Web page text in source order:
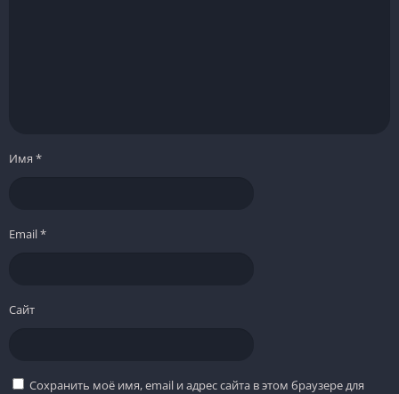
Имя *
Email*
Сайт
Сохранить моё имя, email и адрес сайта в этом браузере для